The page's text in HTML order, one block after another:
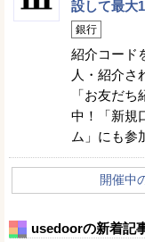
設して最大
銀行
紹介コード
人・紹介さ
「お友だ
中！「新規
ム」にも参
開催中
usedoorの新着記